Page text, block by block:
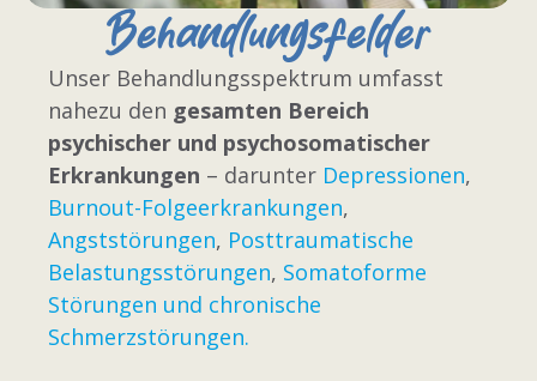
Behandlungsfelder
Unser Behandlungsspektrum umfasst
nahezu den gesamten Bereich
psychischer und psychosomatischer
Erkrankungen – darunter Depressionen,
Burnout-Folgeerkrankungen,
Angststörungen, Posttraumatische
Belastungsstörungen, Somatoforme
Störungen und chronische
Schmerzstörungen.